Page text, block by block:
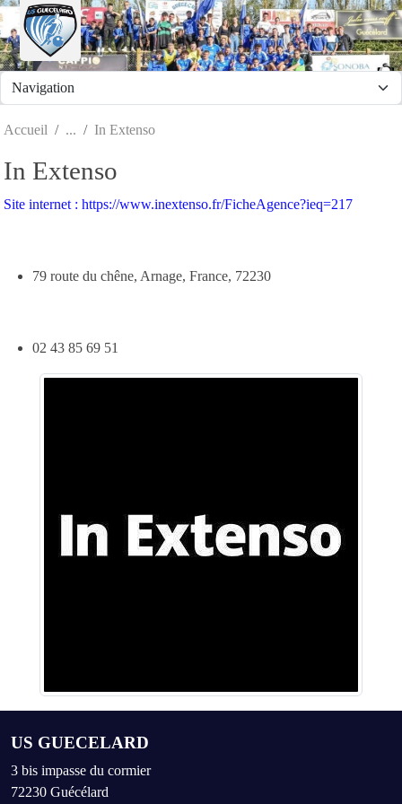
Accueil In Extenso
In Extenso
Site internet : https://www.inextenso.fr/FicheAgence?ieq=217
79 route du chêne, Arnage, France, 72230
02 43 85 69 51
US GUECELARD
3 bis impasse du cormier
72230 Guécélard
Panneau de gestion des cookies